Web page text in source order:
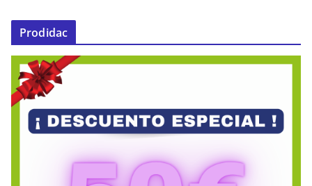
Prodidac